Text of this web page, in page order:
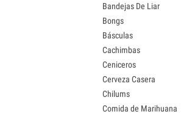
Bandejas De Liar
Bongs
Básculas
Cachimbas
Ceniceros
Cerveza Casera
Chilums
Comida de Marihuana